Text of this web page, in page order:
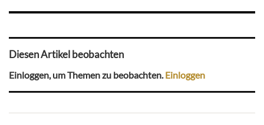
Diesen Artikel beobachten
Einloggen, um Themen zu beobachten.Einloggen